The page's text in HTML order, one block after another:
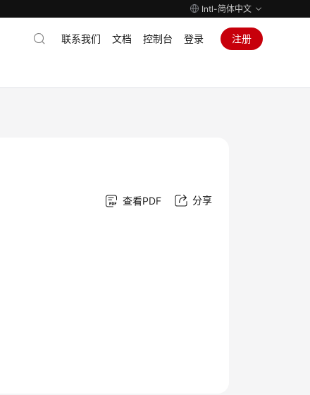
Intl-简体中文
联系我们 文档 控制台 登录 注册
查看PDF 分享